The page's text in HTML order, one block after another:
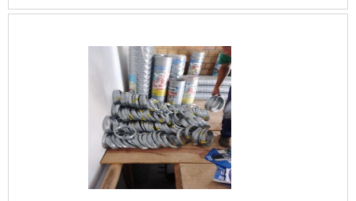
informações do produto A medida das telas ...